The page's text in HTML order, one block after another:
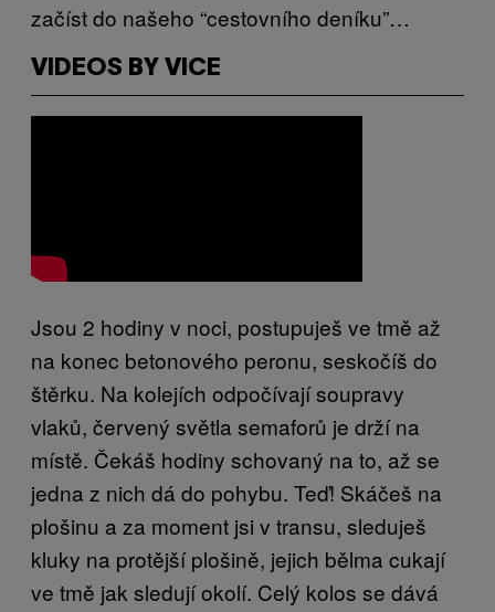
začíst do našeho “cestovního deníku”…
VIDEOS BY VICE
Jsou 2 hodiny v noci, postupuješ ve tmě až
na konec betonového peronu, seskočíš do
štěrku. Na kolejích odpočívají soupravy
vlaků, červený světla semaforů je drží na
místě. Čekáš hodiny schovaný na to, až se
jedna z nich dá do pohybu. Teď! Skáčeš na
plošinu a za moment jsi v transu, sleduješ
kluky na protější plošině, jejich bělma cukají
ve tmě jak sledují okolí. Celý kolos se dává